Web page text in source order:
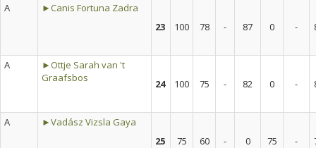
A
►Canis Fortuna Zadra
23
100 78 - 87 0 -
A
►Ottje Sarah van 't
Graafsbos
24 100 75 - 82 0 -
A
►Vadász Vizsla Gaya
25
75 60 - 0 75 -